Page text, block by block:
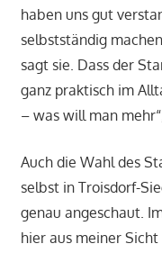
haben uns gut
selbstständig
sagt sie. Dass der
ganz praktisch im
– was will man
Auch die Wahl des
selbst in Troisdorf-
genau angeschaut.
hier aus meiner